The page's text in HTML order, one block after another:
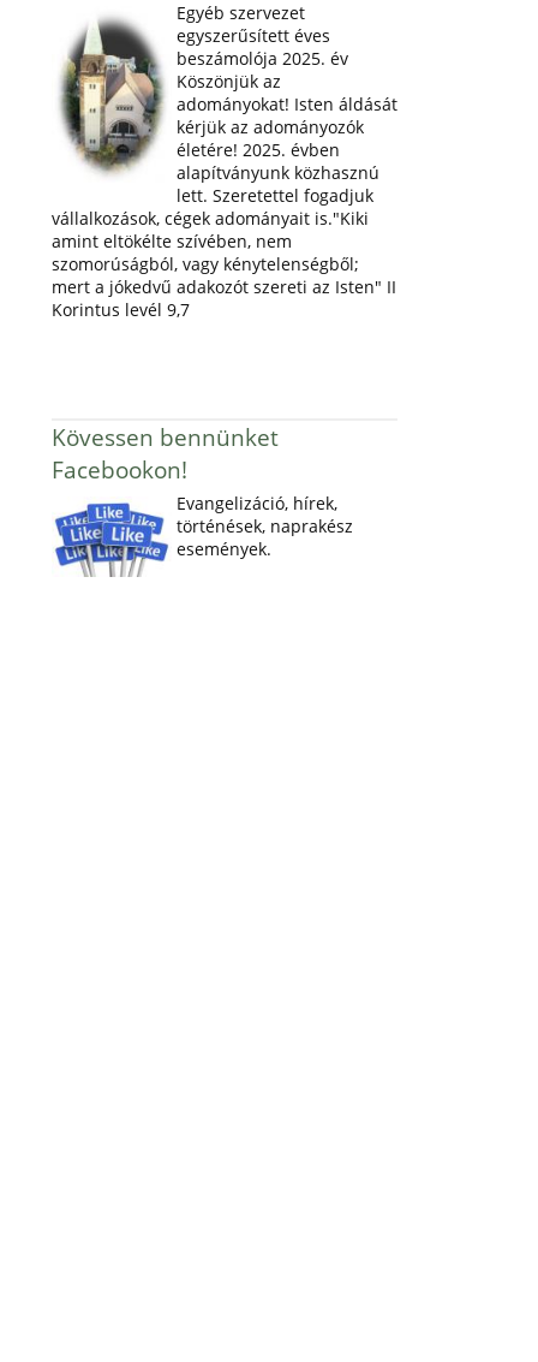
Egyéb szervezet
egyszerűsített éves
beszámolója 2025. év
Köszönjük az
adományokat! Isten áldását
kérjük az adományozók
életére! 2025. évben
alapítványunk közhasznú
lett. Szeretettel fogadjuk
vállalkozások, cégek adományait is."Kiki
amint eltökélte szívében, nem
szomorúságból, vagy kénytelenségből;
mert a jókedvű adakozót szereti az Isten" II
Korintus levél 9,7
Kövessen bennünket
Facebookon!
Evangelizáció, hírek,
történések, naprakész
események.